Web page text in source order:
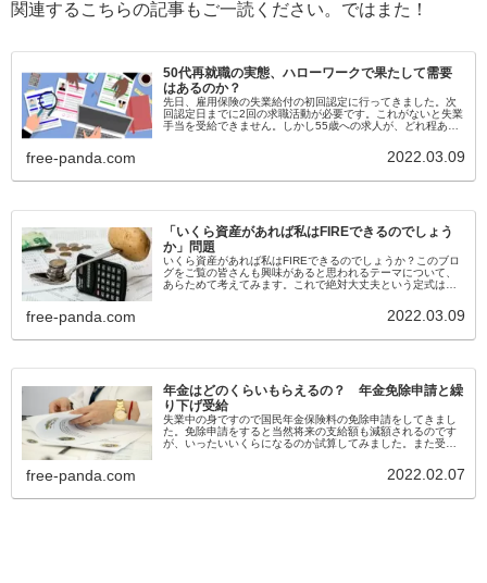
関連するこちらの記事もご一読ください。ではまた！
50代再就職の実態、ハローワークで果たして需要
はあるのか？
先日、雇用保険の失業給付の初回認定に行ってきました。次
回認定日までに2回の求職活動が必要です。これがないと失業
手当を受給できません。しかし55歳への求人が、どれ程ある
free-panda.com 2022.03.09
「いくら資産があれば私はFIREできるのでしょう
か」問題
いくら資産があれば私はFIREできるのでしょうか？このブロ
グをご覧の皆さんも興味があると思われるテーマについて、
あらためて考えてみます。これで絶対大丈夫という定式はあ
仮置きした上で試算してみる必要があります。
free-panda.com 2022.03.09
年金はどのくらいもらえるの？ 年金免除申請と繰
り下げ受給
失業中の身ですので国民年金保険料の免除申請をしてきまし
た。免除申請をすると当然将来の支給額も減額されるのです
が、いったいいくらになるのか試算してみました。また受給
い繰り下げれば最適なのかについても考えてみます。
free-panda.com 2022.02.07